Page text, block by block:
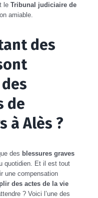
le Tribunal judiciaire de
amiable.
des
de
à Alès ?
des blessures graves
quotidien. Et il est tout
une compensation
des actes de la vie
? Voici l’une des